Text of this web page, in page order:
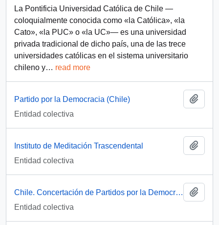
La Pontificia Universidad Católica de Chile —
coloquialmente conocida como «la Católica», «la
Cato», «la PUC» o «la UC»— es una universidad
privada tradicional de dicho país, una de las trece
universidades católicas en el sistema universitario
chileno y… read more
Partido por la Democracia (Chile)
Entidad colectiva
Instituto de Meditación Trascendental
Entidad colectiva
Chile. Concertación de Partidos por la Democracia
Entidad colectiva